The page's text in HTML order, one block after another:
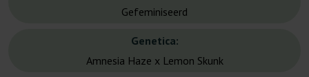
Gefeminiseerd
Genetica:
Amnesia Haze x Lemon Skunk